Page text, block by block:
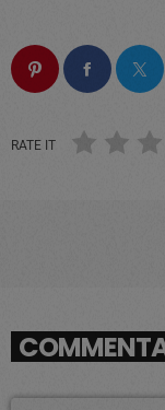
RATE IT